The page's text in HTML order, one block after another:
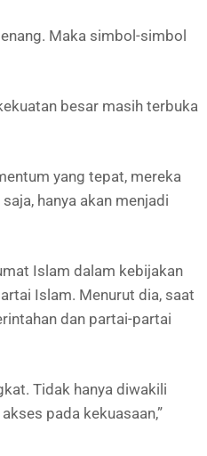
Maka simbol-simbol
besar masih terbuka
yang tepat, mereka
hanya akan menjadi
Islam dalam kebijakan
Islam. Menurut dia, saat
dan partai-partai
Tidak hanya diwakili
pada kekuasaan,”